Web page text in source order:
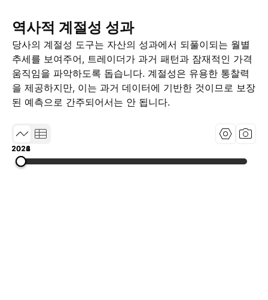
역사적 계절성 성과
당사의 계절성 도구는 자산의 성과에서 되풀이되는 월별
추세를 보여주어, 트레이더가 과거 패턴과 잠재적인 가격
움직임을 파악하도록 돕습니다. 계절성은 유용한 통찰력
을 제공하지만, 이는 과거 데이터에 기반한 것이므로 보장
된 예측으로 간주되어서는 안 됩니다.
2022
2024
2026